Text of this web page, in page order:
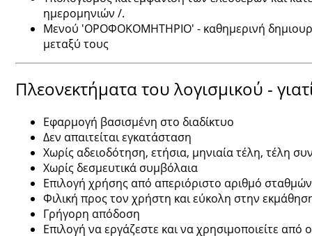
ημερομηνιών /.
Μενού 'ΟΡΟΦΟΚΟΜΗΤΗΡΙΟ' - καθημερινή
μεταξύ τους
Πλεονεκτήματα του λογισμικού -
Εφαρμογή βασισμένη στο διαδίκτυο
Δεν απαιτείται εγκατάσταση
Χωρίς αδειοδότηση, ετήσια, μηνιαία τέλη, τέλη
Χωρίς δεσμευτικά συμβόλαια
Επιλογή χρήσης από απεριόριστο αριθμό
Φιλική προς τον χρήστη και εύκολη στην
Γρήγορη απόδοση
Επιλογή να εργάζεστε και να χρησιμοποιείτε